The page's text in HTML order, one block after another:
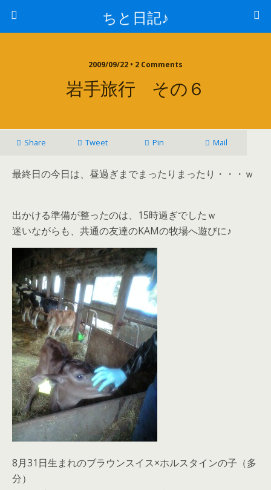
ちと日記♪
2009/09/22 • 2 Comments
岩手旅行 その６
Share Tweet Pin Mail
最終日の今日は、昼過ぎまでまったりまったり・・・ｗ
出かける準備が整ったのは、15時過ぎでしたｗ
迷いながらも、共通の友達のKAMの牧場へ遊びに♪
8月31日生まれのブラウンスイス×ホルスタインの子（多
分）